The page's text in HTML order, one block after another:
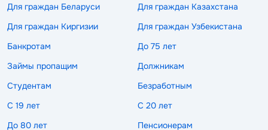
Для граждан Беларуси
Для граждан Казахстана
Для граждан Киргизии
Для граждан Узбекистана
Банкротам
До 75 лет
Займы пропащим
Должникам
Студентам
Безработным
С 19 лет
С 20 лет
До 80 лет
Пенсионерам